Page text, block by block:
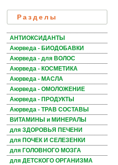
Разделы
АНТИОКСИДАНТЫ
Аюрведа - БИОДОБАВКИ
Аюрведа - для ВОЛОС
Аюрведа - КОСМЕТИКА
Аюрведа - МАСЛА
Аюрведа - ОМОЛОЖЕНИЕ
Аюрведа - ПРОДУКТЫ
Аюрведа - ТРАВ СОСТАВЫ
ВИТАМИНЫ и МИНЕРАЛЫ
для ЗДОРОВЬЯ ПЕЧЕНИ
для ПОЧЕК И СЕЛЕЗЕНКИ
для ГОЛОВНОГО МОЗГА
для ДЕТСКОГО ОРГАНИЗМА